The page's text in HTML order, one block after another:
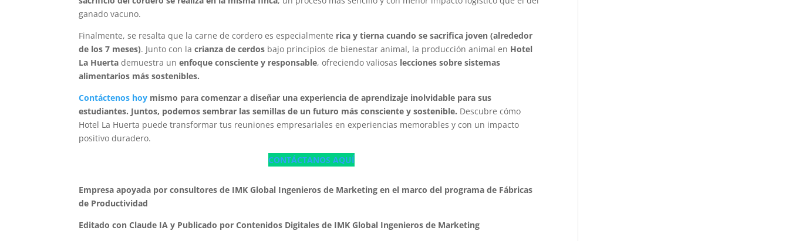
ganado vacuno.
Finalmente, se resalta que la carne de cordero es especialmente rica y tierna cuando se sacrifica joven (alrededor
de los 7 meses). Junto con lacrianza de cerdos bajo principios de bienestar animal, la producción animal en Hotel
La Huerta demuestra unenfoque consciente y responsable, ofreciendo valiosas lecciones sobre sistemas
alimentarios más sostenibles.
Contáctenos hoy mismo para comenzar a diseñar una experiencia de aprendizaje inolvidable para sus
estudiantes. Juntos, podemos sembrar las semillas de un futuro más consciente y sostenible. Descubre cómo
Hotel La Huerta puede transformar tus reuniones empresariales en experiencias memorables y con un impacto
positivo duradero.
CONTÁCTANOS AQUÍ
Empresa apoyada por consultores de IMK Global Ingenieros de Marketing en el marco del programa de Fábricas
de Productividad
Editado con Claude IA y Publicado por Contenidos Digitales de IMK Global Ingenieros de Marketing